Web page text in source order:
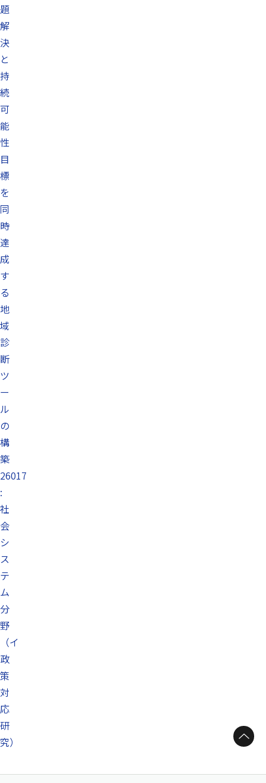
題
解
決
と
持
続
可
能
性
目
標
を
同
時
達
成
す
る
地
域
診
断
ツ
ー
ル
の
構
築
26017
:
社
会
シ
ス
テ
ム
分
野
（イ
政
策
対
応
研
究）
ページトップへ